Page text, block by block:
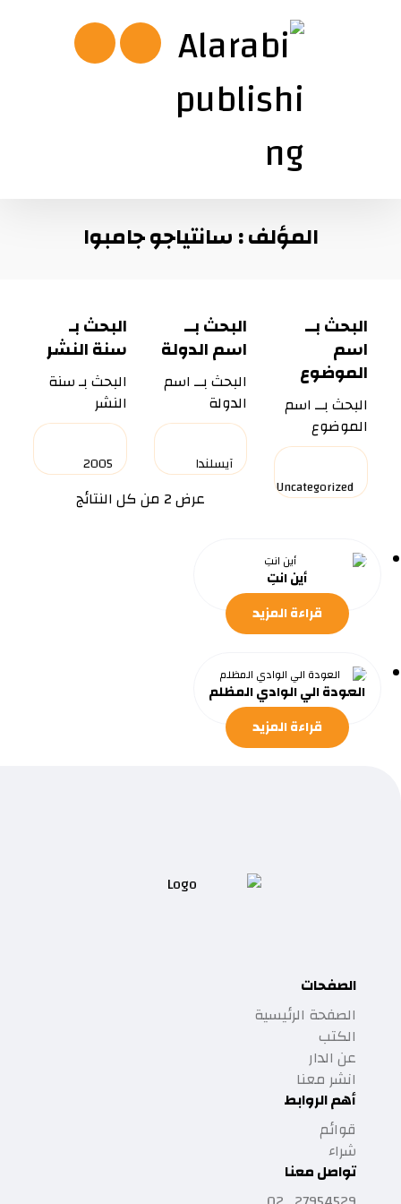
المؤلف : سانتياجو جامبوا
البحث بــ
اسم
الموضوع
البحث بــ اسم
الموضوع
البحث بــ
اسم الدولة
البحث بــ اسم
الدولة
البحث بـ
سنة النشر
البحث بـ سنة
النشر
عرض ⁦2⁩ من كل النتائج
أين انتِ
قراءة المزيد
العودة الي الوادي المظلم
قراءة المزيد
الصفحات
الصفحة الرئيسية
الكتب
عن الدار
انشر معنا
أهم الروابط
قوائم
شراء
تواصل معنا